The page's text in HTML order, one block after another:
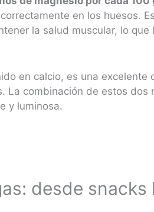
en los huesos​.
la salud muscular, lo
en calcio, es una excelente
La combinación de estos dos
y luminosa​.
desde